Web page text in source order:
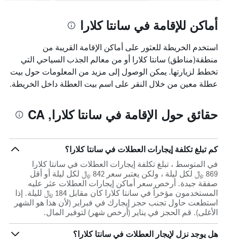
سعر
غرفة
أماكن للإقامة في سانتا كلارا
استخدم الخريطة للعثور على أماكن الإقامة القريبة من
منطقة(مناطق) سانتا كلارا أو من معالم الجذب السياحي التي
تخطط لزيارتها. يمكن الوصول إلى مزيد من المعلومات حول بيت
عطلة معين من خلال النقر على اسم بيت العطلة داخل الخريطة.
حقائق حول الإقامة في سانتا كلارا, CA
كم تبلغ تكلفة إيجارات العطلات في سانتا كلارا؟
في المتوسط ، تبلغ تكلفة إيجارات العطلات في سانتا كلارا
869 ﷼ لكل ليلة ، ولكن يعتبر سعر 842 ﷼ لكل ليلة أو أقل
صفقة جيدة. أرخص سعر أماكن إيجارات العطلات عثر عليه
المستخدمون مؤخراً في سانتا كلارا كان مقابل 184 ﷼ لليلة. إذا
استطعت حاول تجنب حجز إيجارك في فبراير (لأن هذا هو الشهر
الأغلى). قم الحجز في يناير (أرخص شهر) لتوفير المال.
هل يوجد نزل لإيجار العطلات في سانتا كلارا؟